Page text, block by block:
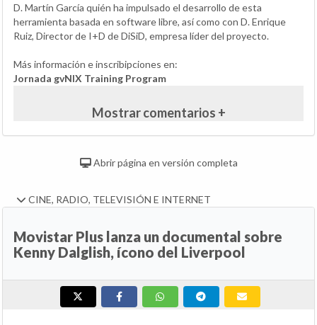
D. Martín García quién ha impulsado el desarrollo de esta
herramienta basada en software libre, así como con D. Enrique
Ruiz, Director de I+D de DiSiD, empresa líder del proyecto.
Más información e inscribipciones en:
Jornada gvNIX Training Program
Mostrar comentarios +
Abrir página en versión completa
CINE, RADIO, TELEVISIÓN E INTERNET
Movistar Plus lanza un documental sobre
Kenny Dalglish, ícono del Liverpool